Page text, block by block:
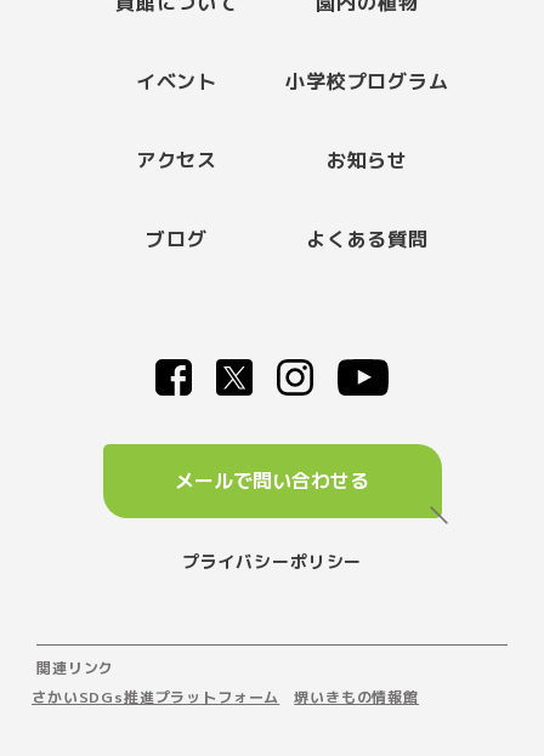
イベント 小学校プログラム
アクセス お知らせ
ブログ よくある質問
メールで問い合わせる
プライバシーポリシー
関連リンク
さかいSDGs推進プラットフォーム
堺いきもの情報館